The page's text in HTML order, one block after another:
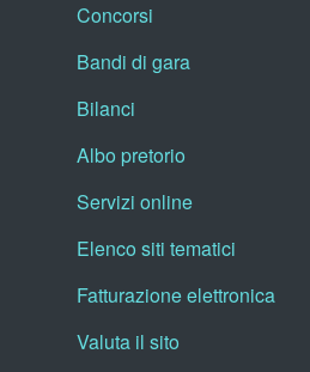
Concorsi
Bandi di gara
Bilanci
Albo pretorio
Servizi online
Elenco siti tematici
Fatturazione elettronica
Valuta il sito